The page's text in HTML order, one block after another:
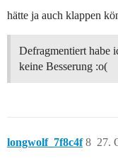
hätte ja auch klappen
Defragmentiert habe
keine Besserung :o(
longwolf_7f8c4f 27.
8